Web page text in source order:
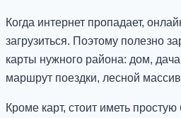
Когда интернет пропадает,
загрузиться. Поэтому полезно
карты нужного района: дом,
маршрут поездки, лесной
Кроме карт, стоит иметь